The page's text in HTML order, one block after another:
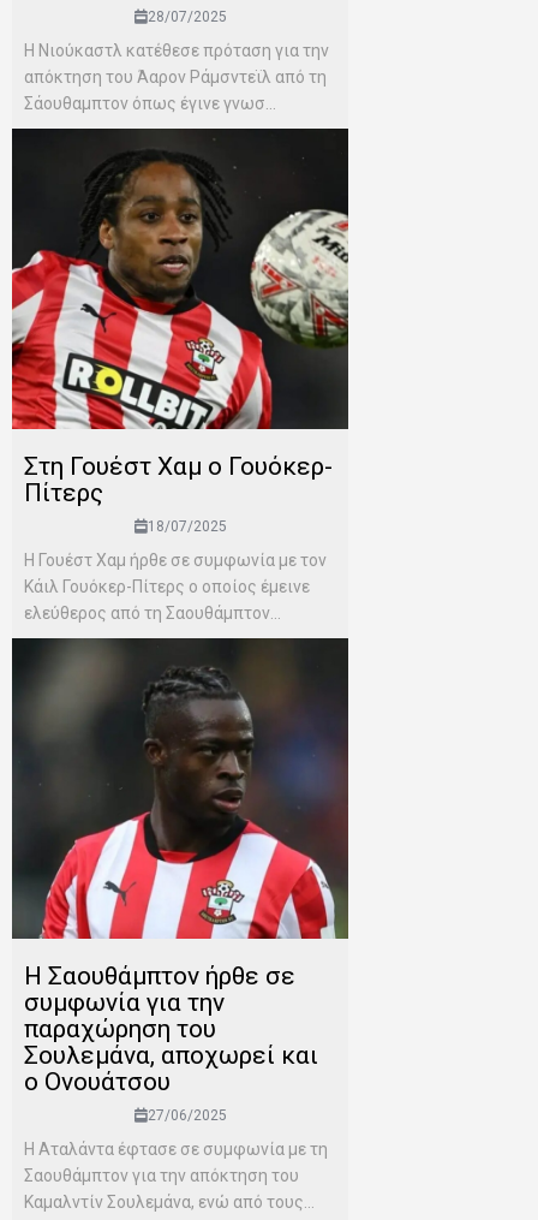
28/07/2025
Η Νιούκαστλ κατέθεσε πρόταση για την
απόκτηση του Άαρον Ράμσντεϊλ από τη
Σάουθαμπτον όπως έγινε γνωσ...
Στη Γουέστ Χαμ ο Γουόκερ-
Πίτερς
18/07/2025
Η Γουέστ Χαμ ήρθε σε συμφωνία με τον
Κάιλ Γουόκερ-Πίτερς ο οποίος έμεινε
ελεύθερος από τη Σαουθάμπτον...
Η Σαουθάμπτον ήρθε σε
συμφωνία για την
παραχώρηση του
Σουλεμάνα, αποχωρεί και
ο Ονουάτσου
27/06/2025
Η Αταλάντα έφτασε σε συμφωνία με τη
Σαουθάμπτον για την απόκτηση του
Καμαλντίν Σουλεμάνα, ενώ από τους...